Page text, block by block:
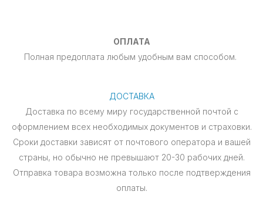
ОПЛАТА
Полная предоплата любым удобным вам способом.
ДОСТАВКА
Доставка по всему миру государственной почтой с
оформлением всех необходимых документов и страховки.
Сроки доставки зависят от почтового оператора и вашей
страны, но обычно не превышают 20-30 рабочих дней.
Отправка товара возможна только после подтверждения
оплаты.